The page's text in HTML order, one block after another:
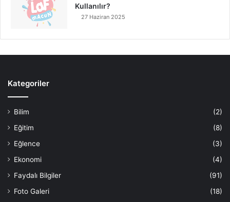
Kullanılır?
27 Haziran 2025
Kategoriler
Bilim
(2)
Eğitim
(8)
Eğlence
(3)
Ekonomi
(4)
Faydalı Bilgiler
(91)
Foto Galeri
(18)